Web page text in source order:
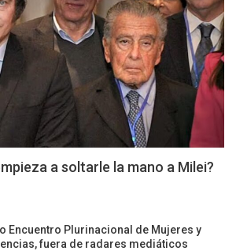
a soltarle la mano a Milei?
Encuentro Plurinacional de Mujeres y
fuera de radares mediáticos